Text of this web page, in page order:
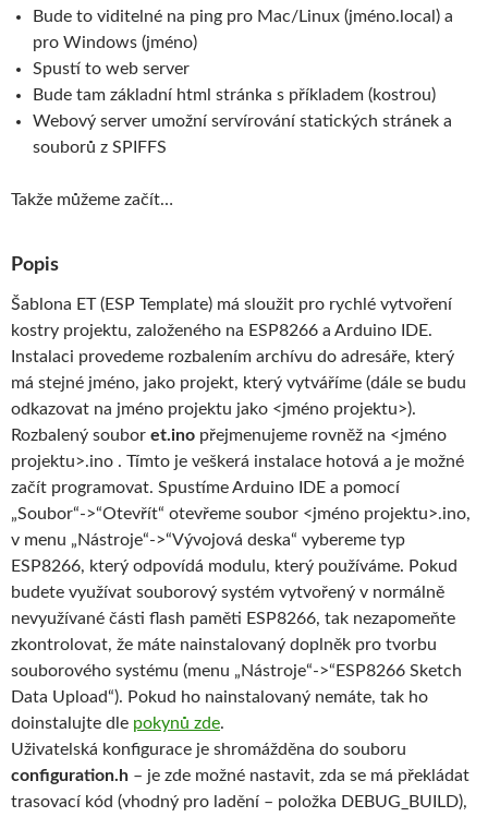
Bude to viditelné na ping pro Mac/Linux (jméno.local) a
pro Windows (jméno)
Spustí to web server
Bude tam základní html stránka s příkladem (kostrou)
Webový server umožní servírování statických stránek a
souborů z SPIFFS
Takže můžeme začít…
Popis
Šablona ET (ESP Template) má sloužit pro rychlé vytvoření
kostry projektu, založeného na ESP8266 a Arduino IDE.
Instalaci provedeme rozbalením archívu do adresáře, který
má stejné jméno, jako projekt, který vytváříme (dále se budu
odkazovat na jméno projektu jako <jméno projektu>).
Rozbalený soubor et.ino přejmenujeme rovněž na <jméno
projektu>.ino . Tímto je veškerá instalace hotová a je možné
začít programovat. Spustíme Arduino IDE a pomocí
„Soubor“->“Otevřít“ otevřeme soubor <jméno projektu>.ino,
v menu „Nástroje“->“Vývojová deska“ vybereme typ
ESP8266, který odpovídá modulu, který používáme. Pokud
budete využívat souborový systém vytvořený v normálně
nevyužívané části flash paměti ESP8266, tak nezapomeňte
zkontrolovat, že máte nainstalovaný doplněk pro tvorbu
souborového systému (menu „Nástroje“->“ESP8266 Sketch
Data Upload“). Pokud ho nainstalovaný nemáte, tak ho
doinstalujte dle pokynů zde.
Uživatelská konfigurace je shromážděna do souboru
configuration.h – je zde možné nastavit, zda se má překládat
trasovací kód (vhodný pro ladění – položka DEBUG_BUILD),